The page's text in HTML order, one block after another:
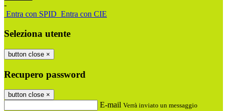
-
Entra con SPID Entra con CIE
Seleziona utente
button close ×
Recupero password
button close ×
E-mail Verrà inviato un messaggio